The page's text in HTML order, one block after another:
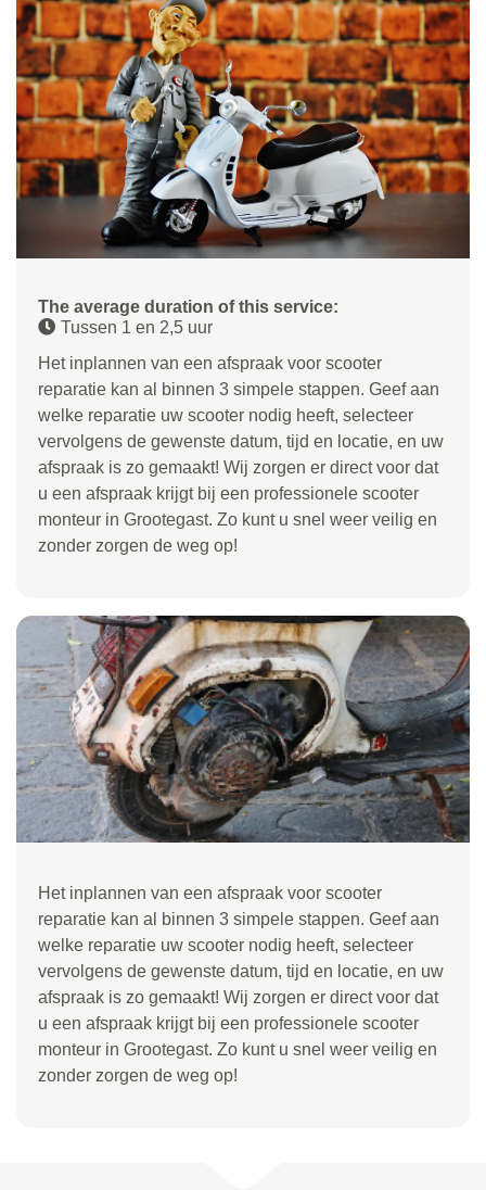
The average duration of this service:
Tussen 1 en 2,5 uur
Het inplannen van een afspraak voor scooter
reparatie kan al binnen 3 simpele stappen. Geef aan
welke reparatie uw scooter nodig heeft, selecteer
vervolgens de gewenste datum, tijd en locatie, en uw
afspraak is zo gemaakt! Wij zorgen er direct voor dat
u een afspraak krijgt bij een professionele scooter
monteur in Grootegast. Zo kunt u snel weer veilig en
zonder zorgen de weg op!
Het inplannen van een afspraak voor scooter
reparatie kan al binnen 3 simpele stappen. Geef aan
welke reparatie uw scooter nodig heeft, selecteer
vervolgens de gewenste datum, tijd en locatie, en uw
afspraak is zo gemaakt! Wij zorgen er direct voor dat
u een afspraak krijgt bij een professionele scooter
monteur in Grootegast. Zo kunt u snel weer veilig en
zonder zorgen de weg op!